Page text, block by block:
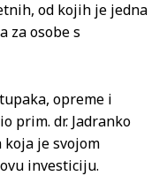
od kojih je jedna
za osobe s
opreme i
prim. dr. Jadranko
koja je svojom
investiciju.